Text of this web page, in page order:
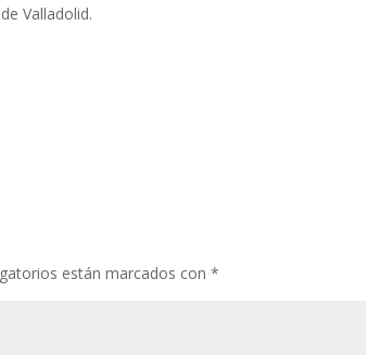
Valladolid.
están marcados con*